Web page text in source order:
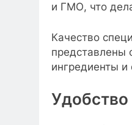
и ГМО, что
Качество
представлены
ингредиенты и
Удобство